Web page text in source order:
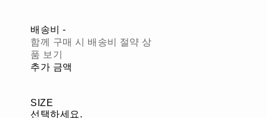
배송비-
함께 구매 시 배송비 절약 상
품 보기
추가 금액
SIZE
선택하세요.